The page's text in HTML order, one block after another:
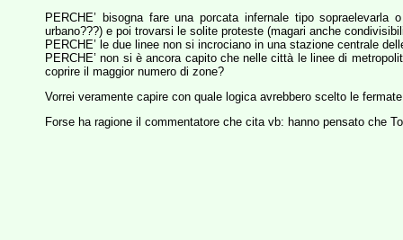
PERCHE’ bisogna fare una porcata infernale tipo
urbano???) e poi trovarsi le solite proteste (magari anche
PERCHE’ le due linee non si incrociano in una stazione centrale
PERCHE’ non si è ancora capito che nelle città le linee di
coprire il maggior numero di zone?
Vorrei veramente capire con quale logica avrebbero scelto le
Forse ha ragione il commentatore che cita vb: hanno pensato che